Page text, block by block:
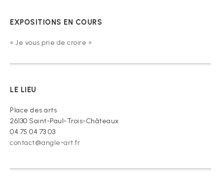
EXPOSITIONS EN COURS
« Je vous prie de croire »
LE LIEU
Place des arts
26130 Saint-Paul-Trois-Châteaux
04 75 04 73 03
contact@angle-art.fr